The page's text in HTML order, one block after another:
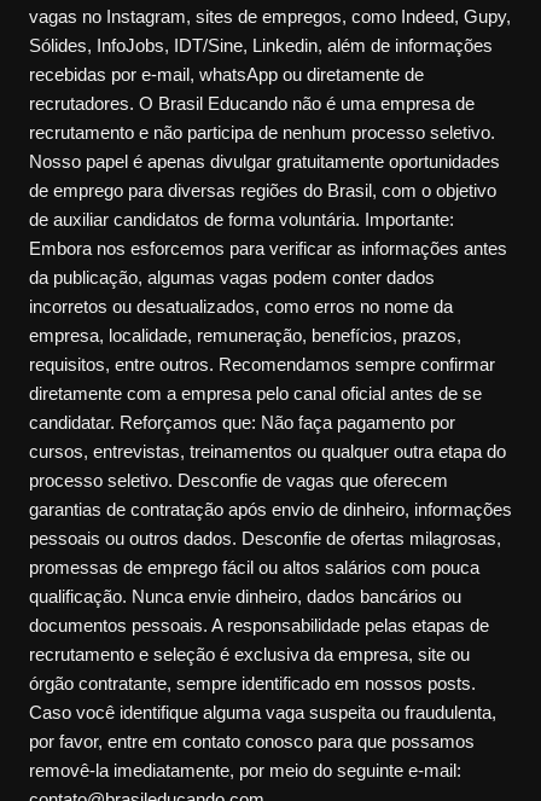
vagas no Instagram, sites de empregos, como Indeed, Gupy,
Sólides, InfoJobs, IDT/Sine, Linkedin, além de informações
recebidas por e-mail, whatsApp ou diretamente de
recrutadores. O Brasil Educando não é uma empresa de
recrutamento e não participa de nenhum processo seletivo.
Nosso papel é apenas divulgar gratuitamente oportunidades
de emprego para diversas regiões do Brasil, com o objetivo
de auxiliar candidatos de forma voluntária. Importante:
Embora nos esforcemos para verificar as informações antes
da publicação, algumas vagas podem conter dados
incorretos ou desatualizados, como erros no nome da
empresa, localidade, remuneração, benefícios, prazos,
requisitos, entre outros. Recomendamos sempre confirmar
diretamente com a empresa pelo canal oficial antes de se
candidatar. Reforçamos que: Não faça pagamento por
cursos, entrevistas, treinamentos ou qualquer outra etapa do
processo seletivo. Desconfie de vagas que oferecem
garantias de contratação após envio de dinheiro, informações
pessoais ou outros dados. Desconfie de ofertas milagrosas,
promessas de emprego fácil ou altos salários com pouca
qualificação. Nunca envie dinheiro, dados bancários ou
documentos pessoais. A responsabilidade pelas etapas de
recrutamento e seleção é exclusiva da empresa, site ou
órgão contratante, sempre identificado em nossos posts.
Caso você identifique alguma vaga suspeita ou fraudulenta,
por favor, entre em contato conosco para que possamos
removê-la imediatamente, por meio do seguinte e-mail: